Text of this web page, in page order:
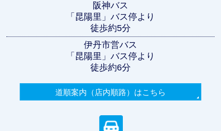
阪神バス
「昆陽里」バス停より
徒歩約5分
伊丹市営バス
「昆陽里」バス停より
徒歩約6分
道順案内（店内順路） はこちら